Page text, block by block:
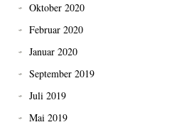
Oktober 2020
Februar 2020
Januar 2020
September 2019
Juli 2019
Mai 2019